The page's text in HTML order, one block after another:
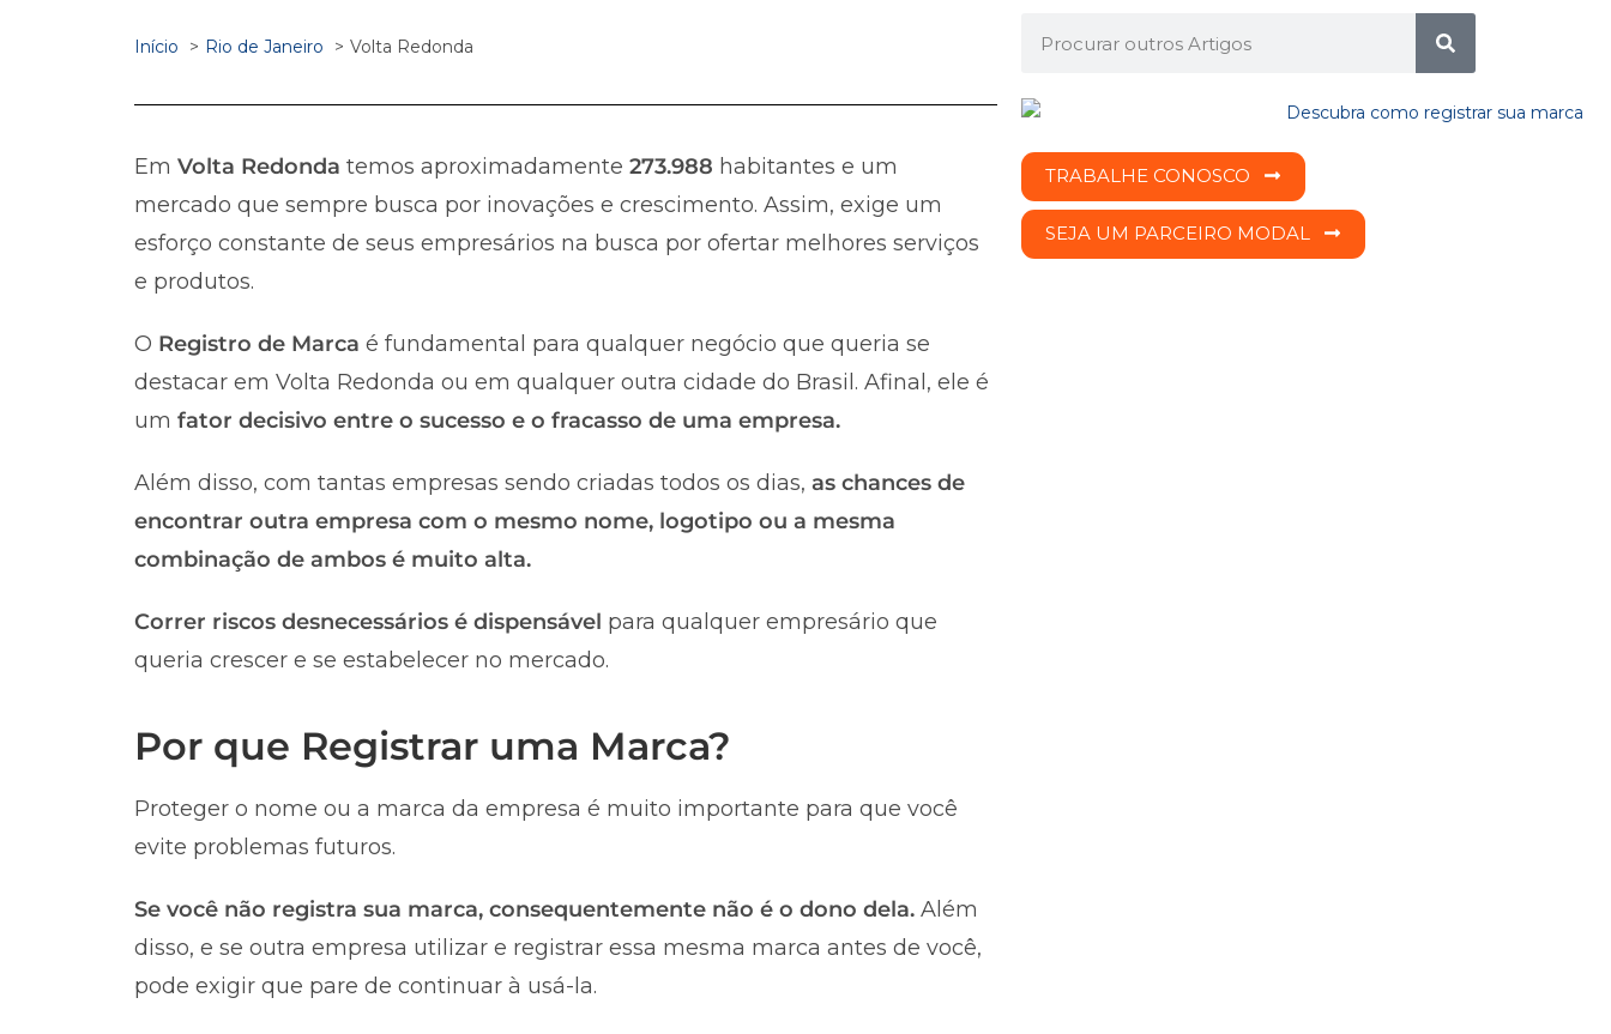
Início Rio de Janeiro Volta Redonda
Em Volta Redonda temos aproximadamente 273.988 habitantes e um
mercado que sempre busca por inovações e crescimento. Assim, exige um
esforço constante de seus empresários na busca por ofertar melhores serviços
e produtos.
O Registro de Marca é fundamental para qualquer negócio que queria se
destacar em Volta Redonda ou em qualquer outra cidade do Brasil. Afinal, ele é
um fator decisivo entre o sucesso e o fracasso de uma empresa.
Além disso, com tantas empresas sendo criadas todos os dias, as chances de
encontrar outra empresa com o mesmo nome, logotipo ou a mesma
combinação de ambos é muito alta.
Correr riscos desnecessários é dispensável para qualquer empresário que
queria crescer e se estabelecer no mercado.
Por que Registrar uma Marca?
Proteger o nome ou a marca da empresa é muito importante para que você
evite problemas futuros.
Se você não registra sua marca, consequentemente não é o dono dela. Além
disso, e se outra empresa utilizar e registrar essa mesma marca antes de você,
pode exigir que pare de continuar à usá-la.
TRABALHE CONOSCO
SEJA UM PARCEIRO MODAL